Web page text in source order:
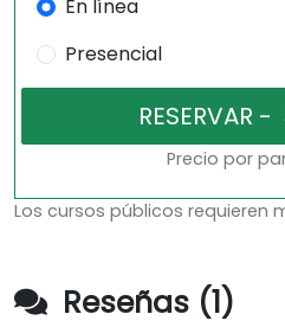
En línea
Presencial
Precio por
Los cursos públicos requieren
Reseñas (1)